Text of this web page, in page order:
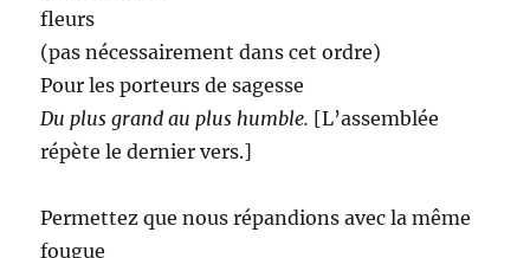
fleurs
(pas nécessairement dans cet ordre)
Pour les porteurs de sagesse
Du plus grand au plus humble. [L’assemblée
répète le dernier vers.]
Permettez que nous répandions avec la même
fougue